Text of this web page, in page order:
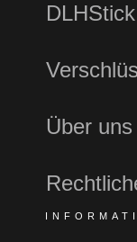
DLHStick
Über uns